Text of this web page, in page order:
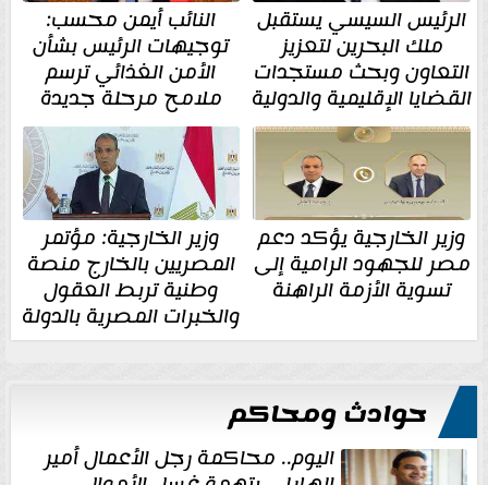
الرئيس السيسي يستقبل
ملك البحرين لتعزيز
التعاون وبحث مستجدات
القضايا الإقليمية والدولية
النائب أيمن محسب:
توجيهات الرئيس بشأن
الأمن الغذائي ترسم
ملامح مرحلة جديدة
وزير الخارجية يؤكد دعم
مصر للجهود الرامية إلى
تسوية الأزمة الراهنة
وزير الخارجية: مؤتمر
المصريين بالخارج منصة
وطنية تربط العقول
والخبرات المصرية بالدولة
حوادث ومحاكم
اليوم.. محاكمة رجل الأعمال أمير